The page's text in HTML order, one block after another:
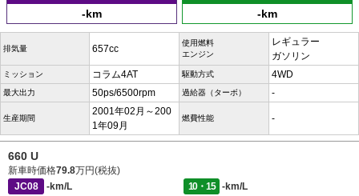
-km -km
排気量 657cc
使用燃料
エンジン
レギュラー
ガソリン
ミッション コラム4AT 駆動方式 4WD
最大出力 50ps/6500rpm 過給器（ターボ） -
生産期間
2001年02月～200
1年09月
燃費性能 -
660 U
新車時価格79.8万円(税抜)
JC08
-km/L 10・15
-km/L